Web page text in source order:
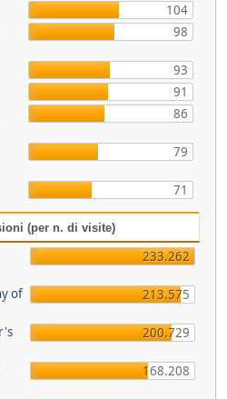
104
98
93
91
86
79
71
(per n. di visite)
233.262
of
213.575
200.729
168.208